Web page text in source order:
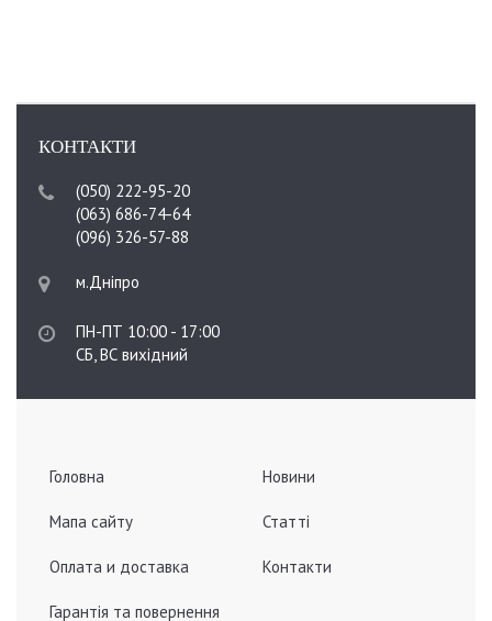
КОНТАКТИ
(050) 222-95-20
(063) 686-74-64
(096) 326-57-88
м.Дніпро
ПН-ПТ 10:00 - 17:00
СБ, ВС вихідний
Головна
Мапа сайту
Оплата и доставка
Гарантія та повернення
Новини
Статті
Контакти